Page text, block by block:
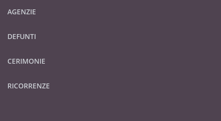
AGENZIE
DEFUNTI
CERIMONIE
RICORRENZE